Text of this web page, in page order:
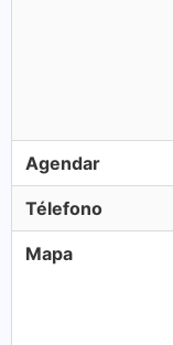
Agendar
Télefono
Mapa